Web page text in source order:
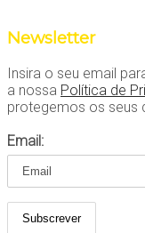
Newsletter
Insira o seu email
a nossa Política de
protegemos os seus
Email: